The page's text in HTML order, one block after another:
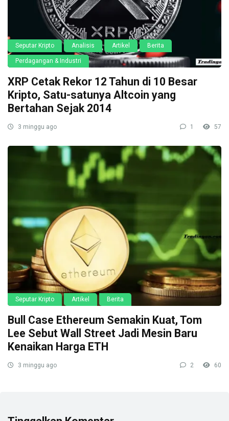
Seputar Kripto Analisis Artikel Berita
Perdagangan & Industri
XRP Cetak Rekor 12 Tahun di 10 Besar
Kripto, Satu-satunya Altcoin yang
Bertahan Sejak 2014
3 minggu ago 1 57
Seputar Kripto Artikel Berita
Bull Case Ethereum Semakin Kuat, Tom
Lee Sebut Wall Street Jadi Mesin Baru
Kenaikan Harga ETH
3 minggu ago 2 60